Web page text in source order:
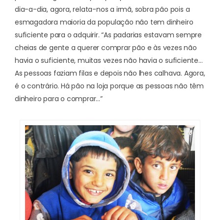
dia-a-dia, agora, relata-nos a irmã, sobra pão pois a
esmagadora maioria da população não tem dinheiro
suficiente para o adquirir. “As padarias estavam sempre
cheias de gente a querer comprar pão e às vezes não
havia o suficiente, muitas vezes não havia o suficiente…
As pessoas faziam filas e depois não lhes calhava. Agora,
é o contrário. Há pão na loja porque as pessoas não têm
dinheiro para o comprar…”